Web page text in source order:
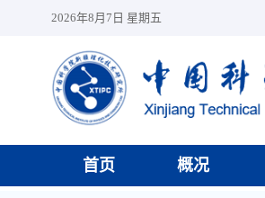
2026年8月7日 星期五
首页 概况